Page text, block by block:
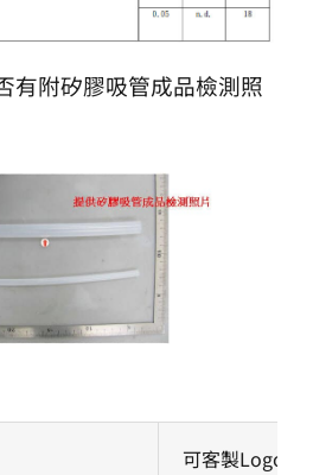
有附矽膠吸管成品檢測照
可客製Logo環